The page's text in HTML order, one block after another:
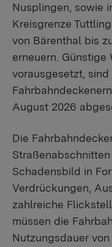
Nusplingen, sowie
Kreisgrenze
von Bärenthal bis
erneuern.
vorausgesetzt, sind
August 2026
Die
Schadensbild in
Verdrückungen,
zahlreiche
müssen die
Nutzungsdauer